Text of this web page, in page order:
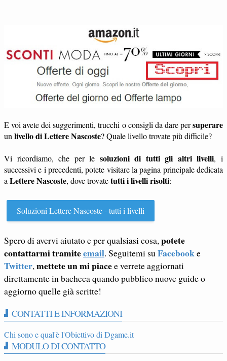
E voi avete dei suggerimenti, trucchi o consigli da dare persuperare
un livello di Lettere Nascoste? Quale livello trovate più difficile?
Vi ricordiamo, che per le soluzioni di tutti gli altri livelli, i
successivi e i precedenti, potete visitare la pagina principale dedicata
a Lettere Nascoste, dove trovatetutti i livelli risolti:
Soluzioni Lettere Nascoste - tutti i livelli
Spero di avervi aiutato e per qualsiasi cosa,potete
contattarmi tramiteemail. Seguitemi suFacebooke
Twitter,mettete un mi piacee verrete aggiornati
direttamente in bacheca quando pubblico nuove guide o
aggiorno quelle già scritte!
CONTATTI E INFORMAZIONI
Chi sono e qual'è l'Obiettivo di Dgame.it
MODULO DI CONTATTO